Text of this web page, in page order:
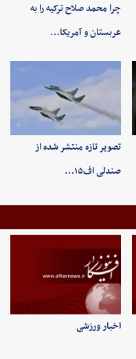
چرا محمد صلاح ترکیه را به
عربستان و آمریکا…
تصویر تازه منتشر شده از
صندلی اف۱۵…
اخبار ورزشی